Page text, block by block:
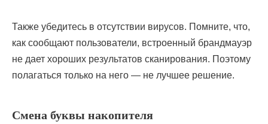
Также убедитесь в отсутствии вирусов. Помните, что,
как сообщают пользователи, встроенный брандмауэр
не дает хороших результатов сканирования. Поэтому
полагаться только на него — не лучшее решение.
Смена буквы накопителя